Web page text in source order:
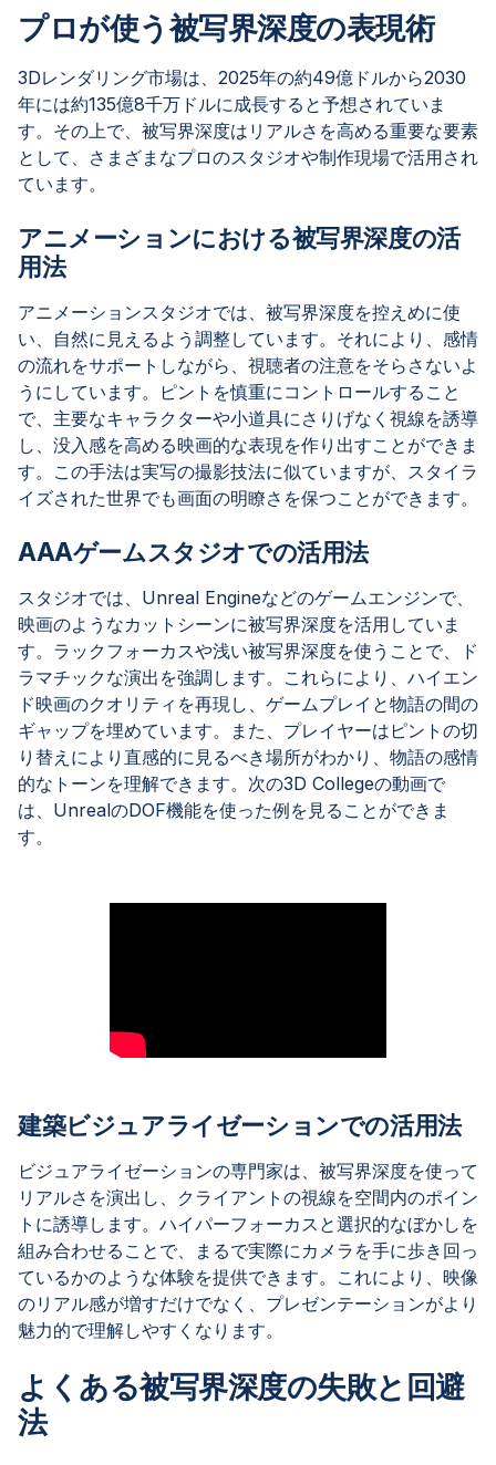
プロが使う被写界深度の表現術
3Dレンダリング市場は、2025年の約49億ドルから2030
年には約135億8千万ドルに成長すると予想されていま
す。その上で、被写界深度はリアルさを高める重要な要素
として、さまざまなプロのスタジオや制作現場で活用され
ています。
アニメーションにおける被写界深度の活
用法
アニメーションスタジオでは、被写界深度を控えめに使
い、自然に見えるよう調整しています。それにより、感情
の流れをサポートしながら、視聴者の注意をそらさないよ
うにしています。ピントを慎重にコントロールすること
で、主要なキャラクターや小道具にさりげなく視線を誘導
し、没入感を高める映画的な表現を作り出すことができま
す。この手法は実写の撮影技法に似ていますが、スタイラ
イズされた世界でも画面の明瞭さを保つことができます。
AAAゲームスタジオでの活用法
スタジオでは、Unreal Engineなどのゲームエンジンで、
映画のようなカットシーンに被写界深度を活用していま
す。ラックフォーカスや浅い被写界深度を使うことで、ド
ラマチックな演出を強調します。これらにより、ハイエン
ド映画のクオリティを再現し、ゲームプレイと物語の間の
ギャップを埋めています。また、プレイヤーはピントの切
り替えにより直感的に見るべき場所がわかり、物語の感情
的なトーンを理解できます。次の3D Collegeの動画で
は、UnrealのDOF機能を使った例を見ることができま
す。
建築ビジュアライゼーションでの活用法
ビジュアライゼーションの専門家は、被写界深度を使って
リアルさを演出し、クライアントの視線を空間内のポイン
トに誘導します。ハイパーフォーカスと選択的なぼかしを
組み合わせることで、まるで実際にカメラを手に歩き回っ
ているかのような体験を提供できます。これにより、映像
のリアル感が増すだけでなく、プレゼンテーションがより
魅力的で理解しやすくなります。
よくある被写界深度の失敗と回避
法